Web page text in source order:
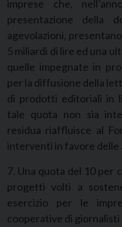
imprese che,
presentazione della
agevolazioni,
5 miliardi di lire ed una
quelle impegnate in
per la diffusione della
di prodotti editoriali in
tale quota non sia
residua riaffluisce al
interventi in favore delle
7. Una quota del 10 per
progetti volti a
esercizio per le
cooperative di giornalisti